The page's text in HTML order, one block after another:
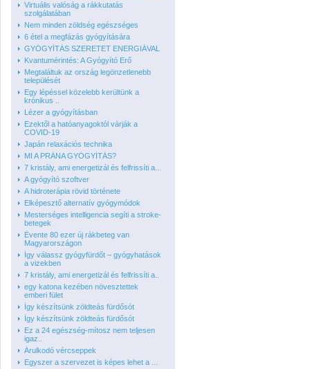
Virtuális valóság a rákkutatás
szolgálatában
Nem minden zöldség egészséges
6 étel a megfázás gyógyítására
GYÓGYÍTÁS SZERETET ENERGIÁVAL
Kvantumérintés: A Gyógyító Erő
Megtaláltuk az ország legönzetlenebb
települését
Egy lépéssel közelebb kerültünk a
krónikus ..
Lézer a gyógyításban
Ezektől a hatóanyagoktól várják a
COVID-19
Japán relaxációs technika
MI A PRÁNA GYÓGYÍTÁS?
7 kristály, ami energetizál és felfrissíti a...
A gyógyító szoftver
A hidroterápia rövid története
Elképesztő alternatív gyógymódok
Mesterséges intelligencia segíti a stroke-
betegek
Évente 80 ezer új rákbeteg van
Magyarországon
Így válassz gyógyfürdőt – gyógyhatások
a vizekben
7 kristály, ami energetizál és felfrissíti a..
egy katona kezében növesztettek
emberi fület
Így készítsünk zöldteás fürdősót
Így készítsünk zöldteás fürdősót
Ez a 24 egészség-mítosz nem teljesen
igaz..
Árulkodó vércseppek
Egyszer a szervezet is képes lehet a ...